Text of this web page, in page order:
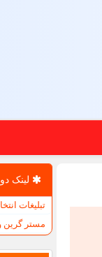
لینک
تبلیغات
مستر گرین